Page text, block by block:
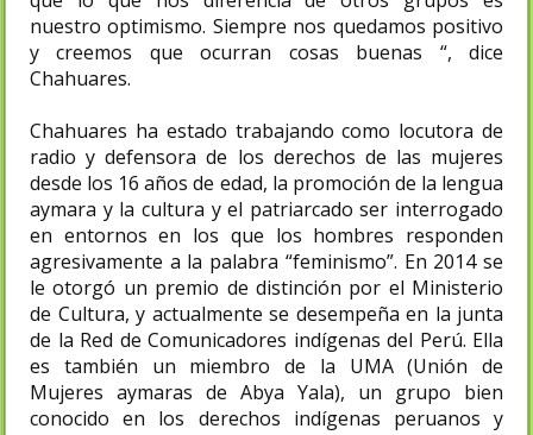
nuestro optimismo. Siempre nos quedamos positivo
y creemos que ocurran cosas buenas “, dice
Chahuares.
Chahuares ha estado trabajando como locutora de
radio y defensora de los derechos de las mujeres
desde los 16 años de edad, la promoción de la lengua
aymara y la cultura y el patriarcado ser interrogado
en entornos en los que los hombres responden
agresivamente a la palabra “feminismo”. En 2014 se
le otorgó un premio de distinción por el Ministerio
de Cultura, y actualmente se desempeña en la junta
de la Red de Comunicadores indígenas del Perú. Ella
es también un miembro de la UMA (Unión de
Mujeres aymaras de Abya Yala), un grupo bien
conocido en los derechos indígenas peruanos y